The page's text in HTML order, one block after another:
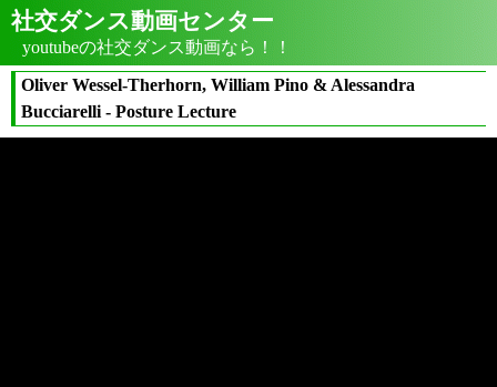
社交ダンス動画センター
youtubeの社交ダンス動画なら！！
Oliver Wessel-Therhorn, William Pino & Alessandra
Bucciarelli - Posture Lecture